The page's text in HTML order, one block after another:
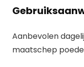
Aanbevolen
maatschep